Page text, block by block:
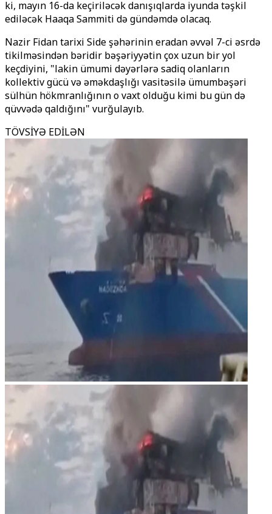
ki, mayın 16-da keçiriləcək danışıqlarda iyunda təşkil
ediləcək Haaqa Sammiti də gündəmdə olacaq.
Nazir Fidan tarixi Side şəhərinin eradan əvvəl 7-ci əsrdə
tikilməsindən bəridir bəşəriyyətin çox uzun bir yol
keçdiyini, "lakin ümumi dəyərlərə sadiq olanların
kollektiv gücü və əməkdaşlığı vasitəsilə ümumbəşəri
sülhün hökmranlığının o vaxt olduğu kimi bu gün də
qüvvədə qaldığını" vurğulayıb.
TÖVSİYƏ EDİLƏN